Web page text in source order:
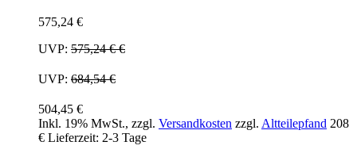
575,24 €
UVP: 575,24 €€
UVP: 684,54 €
504,45 €
Inkl. 19% MwSt., zzgl. Versandkosten zzgl. Altteilepfand 208
€ Lieferzeit: 2-3 Tage